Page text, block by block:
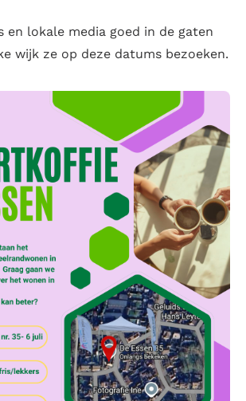
en lokale media goed in de gaten
wijk ze op deze datums bezoeken.